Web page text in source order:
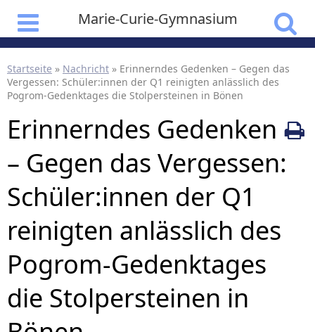
Marie-Curie-Gymnasium
Startseite » Nachricht » Erinnerndes Gedenken – Gegen das
Vergessen: Schüler:innen der Q1 reinigten anlässlich des
Pogrom-Gedenktages die Stolpersteinen in Bönen
Erinnerndes Gedenken
– Gegen das Vergessen:
Schüler:innen der Q1
reinigten anlässlich des
Pogrom-Gedenktages
die Stolpersteinen in